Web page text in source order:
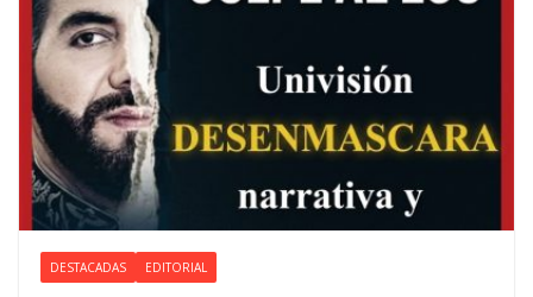
DESTACADAS EDITORIAL